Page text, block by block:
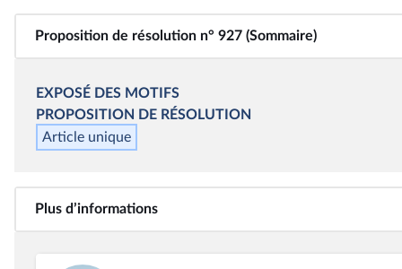
Proposition de résolution n° 927 (Sommaire)
EXPOSÉ DES MOTIFS
PROPOSITION DE RÉSOLUTION
Article unique
Plus d’informations